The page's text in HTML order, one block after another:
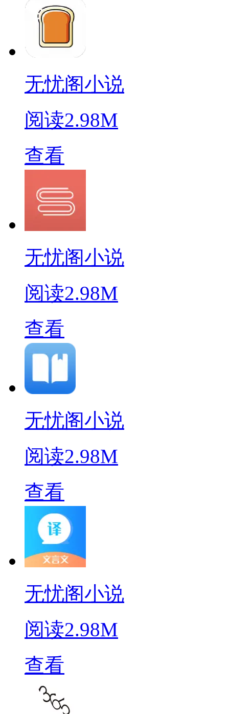
无忧阁小说
阅读2.98M
查看
无忧阁小说
阅读2.98M
查看
无忧阁小说
阅读2.98M
查看
无忧阁小说
阅读2.98M
查看